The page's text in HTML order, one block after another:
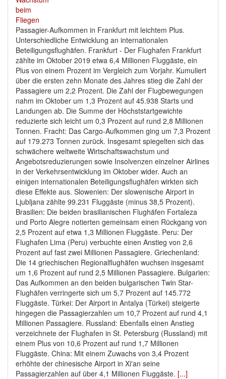
Passagier-Aufkommen in Frankfurt mit leichtem Plus.
Unterschiedliche Entwicklung an internationalen
Beteiligungsflughäfen. Frankfurt - Der Flughafen Frankfurt
zählte im Oktober 2019 etwa 6,4 Millionen Fluggäste, ein
Plus von einem Prozent im Vergleich zum Vorjahr. Kumuliert
über die ersten zehn Monate des Jahres stieg die Zahl der
Passagiere um 2,2 Prozent. Die Zahl der Flugbewegungen
nahm im Oktober um 1,3 Prozent auf 45.938 Starts und
Landungen ab. Die Summe der Höchststartgewichte
reduzierte sich leicht um 0,3 Prozent auf rund 2,8 Millionen
Tonnen. Fracht: Das Cargo-Aufkommen ging um 7,3 Prozent
auf 179.273 Tonnen zurück. Insgesamt spiegelten sich das
schwächere weltweite Wirtschaftswachstum und
Angebotsreduzierungen sowie Insolvenzen einzelner Airlines
in der Verkehrsentwicklung im Oktober wider. Auch an
einigen internationalen Beteiligungsflughäfen wirkten sich
diese Effekte aus. Slowenien: Der slowenische Airport in
Ljubljana zählte 99.231 Fluggäste (minus 38,5 Prozent).
Brasilien: Die beiden brasilianischen Flughäfen Fortaleza
und Porto Alegre notierten gemeinsam einen Rückgang von
2,5 Prozent auf etwa 1,3 Millionen Fluggäste. Peru: Der
Flughafen Lima (Peru) verbuchte einen Anstieg von 2,6
Prozent auf fast zwei Millionen Passagiere. Griechenland:
Die 14 griechischen Regionalflughäfen wuchsen insgesamt
um 1,6 Prozent auf rund 2,5 Millionen Passagiere. Bulgarien:
Das Aufkommen an den beiden bulgarischen Twin Star-
Flughäfen verringerte sich um 5,7 Prozent auf 145.772
Fluggäste. Türkei: Der Airport in Antalya (Türkei) steigerte
hingegen die Passagierzahlen um 10,7 Prozent auf rund 4,1
Millionen Passagiere. Russland: Ebenfalls einen Anstieg
verzeichnete der Flughafen in St. Petersburg (Russland) mit
einem Plus von 10,6 Prozent auf rund 1,7 Millionen
Fluggäste. China: Mit einem Zuwachs von 3,4 Prozent
erhöhte der chinesische Airport in Xi'an seine
Passagierzahlen auf über 4,1 Millionen Fluggäste. [...]